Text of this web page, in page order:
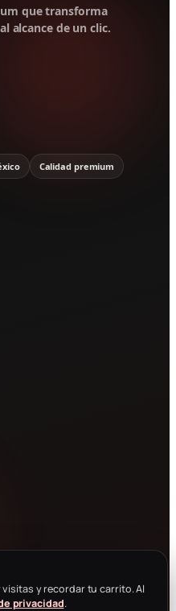
y recordar tu carrito. Al
privacidad.
que transforma
alcance de un clic.
Calidad premium